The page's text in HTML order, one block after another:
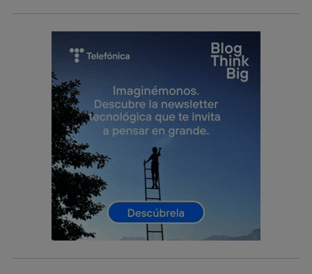
actividades de navegación de los miembros del hogar
, el marketing será más
personalizado, ya que se basará únicamente en la
navegación del usuario del móvil.
Puedes gestionar los consentimientos Utiq seleccionando
“Administrar Utiq” en la parte inferior de esta página web o
visitando el portal de privacidad de Utiq
(“consenthub”)
. Para más información, consulta
política de privacidad de Utiq